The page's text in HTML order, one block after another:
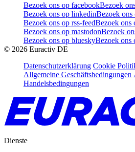
Bezoek ons op facebookBezoek
Bezoek ons op linkedinBezoek ons
Bezoek ons op rss-feedBezoek ons
Bezoek ons op mastodonBezoek
Bezoek ons op blueskyBezoek ons
© 2026 Euractiv DE
Datenschutzerklärung Cookie
Allgemeine Geschäftsbedingungen
Handelsbedingungen
Dienste